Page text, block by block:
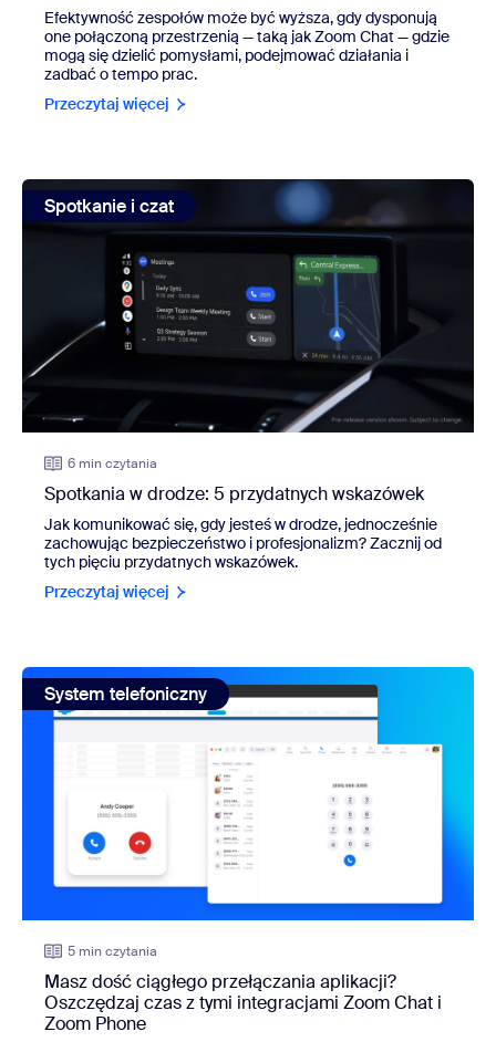
Efektywność zespołów może być wyższa, gdy dysponują
one połączoną przestrzenią — taką jak Zoom Chat — gdzie
mogą się dzielić pomysłami, podejmować działania i
zadbać o tempo prac.
Przeczytaj więcej
view: Spotkania w drodze: 5 przydatnych wskazówek
Spotkanie i czat
6 min czytania
Spotkania w drodze: 5 przydatnych wskazówek
Jak komunikować się, gdy jesteś w drodze, jednocześnie
zachowując bezpieczeństwo i profesjonalizm? Zacznij od
tych pięciu przydatnych wskazówek.
Przeczytaj więcej
view: Masz dość ciągłego przełączania aplikacji?
System telefoniczny
5 min czytania
Masz dość ciągłego przełączania aplikacji?
Oszczędzaj czas z tymi integracjami Zoom Chat i
Zoom Phone